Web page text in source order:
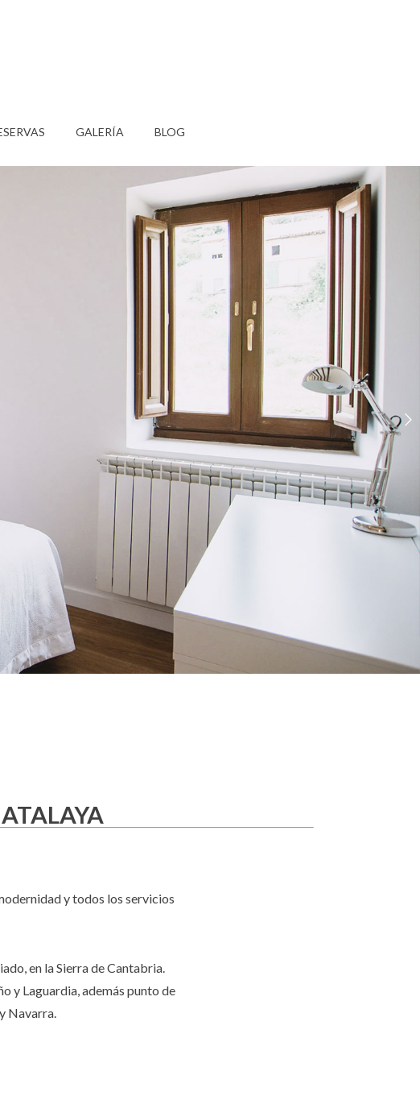
GALERÍA BLOG
y todos los servicios
en la Sierra de Cantabria.
y Laguardia, además punto de
Navarra.